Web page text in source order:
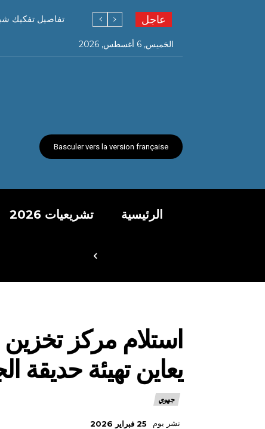
عاجل تفاصيل تفكيك
التحقيق في
الخميس, 6 أغسطس, 2026
Basculer vers la version française
الرئيسية تشريعيات 2026
استلام مركز
يعاين تهيئة حديقة
جهوي
نشر يوم 25 فبراير 2026